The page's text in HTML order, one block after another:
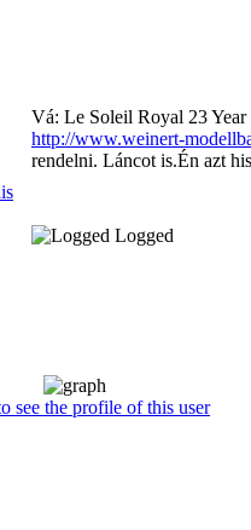
Vá: Le Soleil Royal 23 Year
http://www.weinert-
rendelni. Láncot is.Én azt
Logged